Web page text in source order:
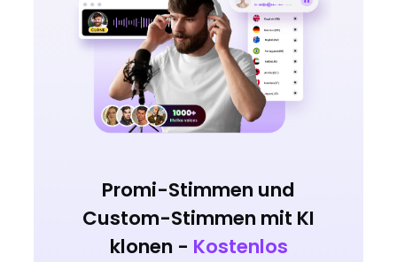
Promi-Stimmen und
Custom-Stimmen mit KI
klonen - Kostenlos